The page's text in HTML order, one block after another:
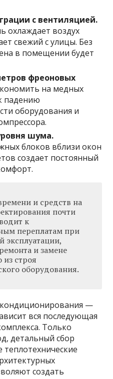
с вентиляцией.
охлаждает воздух
свежий с улицы. Без
в помещении будет
фреоновых
на медных
падению
оборудования и
шума.
блоков вблизи окон
создает постоянный
и средств на
почти
к
переплатам при
эксплуатации,
и замене
строя
оборудования.
—
вся последующая
Только
детальный сбор
создать